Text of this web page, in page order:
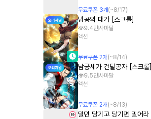
무료쿠폰 3개 (~8/17)
빙공의 대가 [스크롤]
9.4만사마달
액션
무료쿠폰 2개 (~8/14)
남궁세가 건달공자 [스크롤]
9.5만사마달
액션
무료쿠폰 2개 (~8/13)
밀면 당기고 당기면 밀어라